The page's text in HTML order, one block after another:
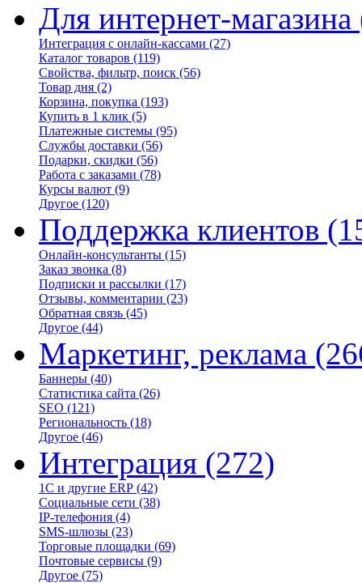
Для интернет-магазина
Интеграция с онлайн-кассами (27)
Каталог товаров (119)
Свойства, фильтр, поиск (56)
Товар дня (2)
Корзина, покупка (193)
Купить в 1 клик (5)
Платежные системы (95)
Службы доставки (56)
Подарки, скидки (56)
Работа с заказами (78)
Курсы валют (9)
Другое (120)
Поддержка клиентов
Онлайн-консультанты (15)
Заказ звонка (8)
Подписки и рассылки (17)
Отзывы, комментарии (23)
Обратная связь (45)
Другое (44)
Маркетинг, реклама
Баннеры (40)
Статистика сайта (26)
SEO (121)
Региональность (18)
Другое (46)
Интеграция (272)
1С и другие ERP (42)
Социальные сети (38)
IP-телефония (4)
SMS-шлюзы (23)
Торговые площадки (69)
Почтовые сервисы (9)
Другое (75)